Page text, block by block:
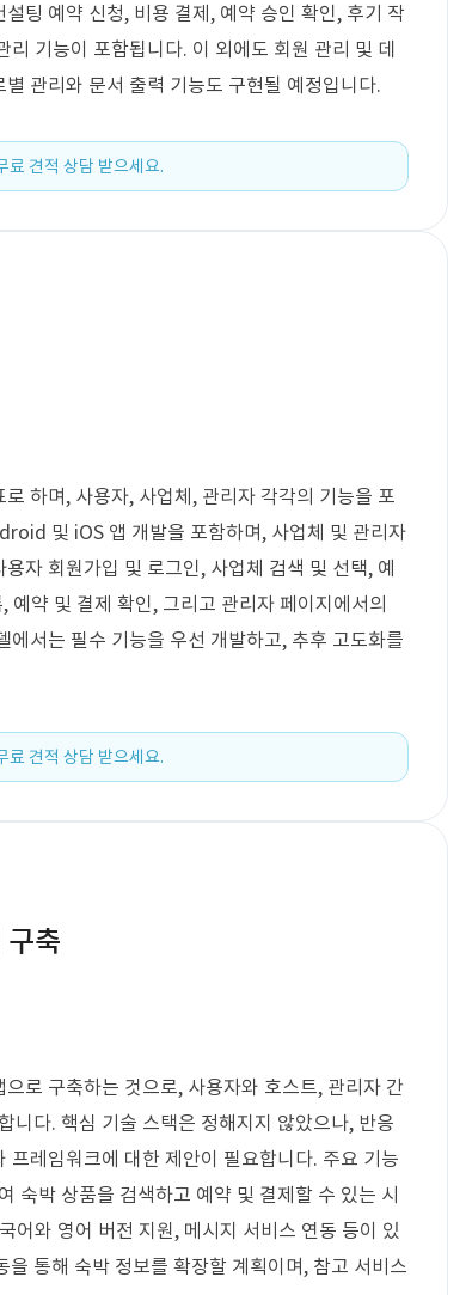
팅 예약 신청, 비용 결제, 예약 승인 확인, 후기 작
기능이 포함됩니다. 이 외에도 회원 관리 및 데
관리와 문서 출력 기능도 구현될 예정입니다.
료 견적 상담 받으세요.
하며, 사용자, 사업체, 관리자 각각의 기능을 포
및 iOS 앱 개발을 포함하며, 사업체 및 관리자
자 회원가입 및 로그인, 사업체 검색 및 선택, 예
약 및 결제 확인, 그리고 관리자 페이지에서의
서는 필수 기능을 우선 개발하고, 추후 고도화를
료 견적 상담 받으세요.
구축
로 구축하는 것으로, 사용자와 호스트, 관리자 간
니다. 핵심 기술 스택은 정해지지 않았으나, 반응
레임워크에 대한 제안이 필요합니다. 주요 기능
숙박 상품을 검색하고 예약 및 결제할 수 있는 시
어와 영어 버전 지원, 메시지 서비스 연동 등이 있
통해 숙박 정보를 확장할 계획이며, 참고 서비스